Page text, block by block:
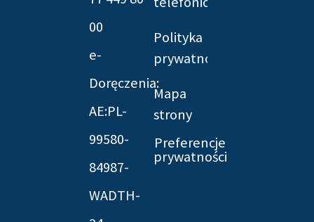
00
e-
Doręczenia:
AE:PL-
99580-
84987-
WADTH-
Polityka
prywatności
Mapa
strony
Preferencje
prywatności